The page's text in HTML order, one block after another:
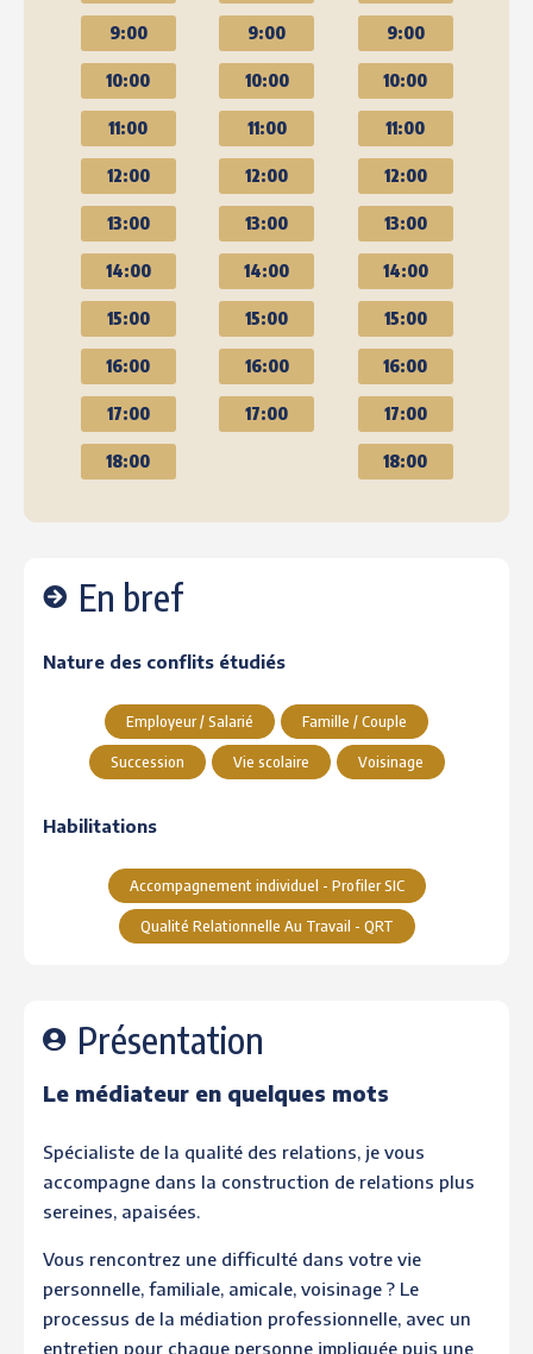
9:00
10:00
11:00
12:00
13:00
14:00
15:00
16:00
17:00
18:00
9:00
10:00
11:00
12:00
13:00
14:00
15:00
16:00
17:00
9:00
10:00
11:00
12:00
13:00
14:00
15:00
16:00
17:00
18:00
En bref
Nature des conflits étudiés
Employeur / Salarié Famille / Couple
Succession Vie scolaire Voisinage
Habilitations
Accompagnement individuel - Profiler SIC
Qualité Relationnelle Au Travail - QRT
Présentation
Le médiateur en quelques mots
Spécialiste de la qualité des relations, je vous
accompagne dans la construction de relations plus
sereines, apaisées.
Vous rencontrez une difficulté dans votre vie
personnelle, familiale, amicale, voisinage ? Le
processus de la médiation professionnelle, avec un
entretien pour chaque personne impliquée puis une